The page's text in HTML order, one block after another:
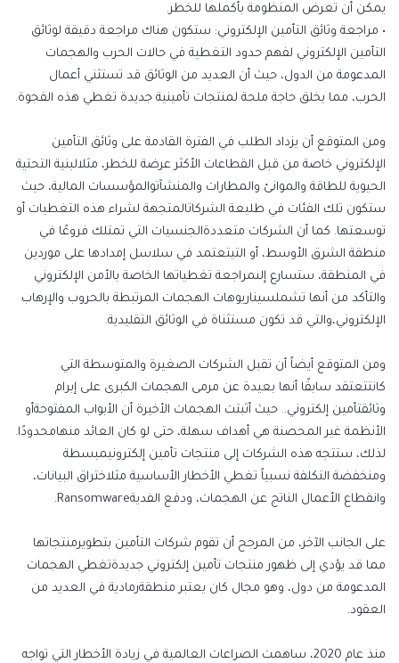
يمكن أن تعرض المنظومة بأكملها للخطر.
• مراجعة وثائق التأمين الإلكتروني: ستكون هناك مراجعة دقيقة لوثائق
التأمين الإلكتروني لفهم حدود التغطية في حالات الحرب والهجمات
المدعومة من الدول، حيث أن العديد من الوثائق قد تستثني أعمال
الحرب، مما يخلق حاجة ملحة لمنتجات تأمينية جديدة تغطي هذه الفجوة.
ومن المتوقع أن يزداد الطلب في الفترة القادمة على وثائق التأمين
الإلكتروني خاصة من قبل القطاعات الأكثر عرضة للخطر، مثلالبنية التحتية
الحيوية للطاقة والموانئ والمطارات والمنشآتوالمؤسسات المالية، حيث
ستكون تلك الفئات في طليعة الشركاتالمتجهة لشراء هذه التغطيات أو
توسعتها. كما أن الشركات متعددةالجنسيات التي تمتلك فروعًا في
منطقة الشرق الأوسط، أو التيتعتمد في سلاسل إمدادها على موردين
في المنطقة، ستسارع إلىمراجعة تغطياتها الخاصة بالأمن الإلكتروني
والتأكد من أنها تشملسيناريوهات الهجمات المرتبطة بالحروب والإرهاب
الإلكتروني،والتي قد تكون مستثناة في الوثائق التقليدية.
ومن المتوقع أيضاً أن تقبل الشركات الصغيرة والمتوسطة التي
كانتتعتقد سابقًا أنها بعيدة عن مرمى الهجمات الكبرى على إبرام
وثائقتأمين إلكتروني.. حيث أثبتت الهجمات الأخيرة أن الأبواب المفتوحةأو
الأنظمة غير المحصنة هي أهداف سهلة، حتى لو كان العائد منهامحدودًا.
لذلك، ستتجه هذه الشركات إلى منتجات تأمين إلكترونيمبسطة
ومنخفضة التكلفة نسبياً تغطي الأخطار الأساسية مثلاختراق البيانات،
وانقطاع الأعمال الناتج عن الهجمات، ودفع الفديةRansomware
.
على الجانب الآخر، من المرجح أن تقوم شركات التأمين بتطويرمنتجاتها
مما قد يؤدي إلى ظهور منتجات تأمين إلكتروني جديدةتغطي الهجمات
المدعومة من دول، وهو مجال كان يعتبر منطقةرمادية في العديد من
العقود.
منذ عام 2020، ساهمت الصراعات العالمية في زيادة الأخطار التي تواجه